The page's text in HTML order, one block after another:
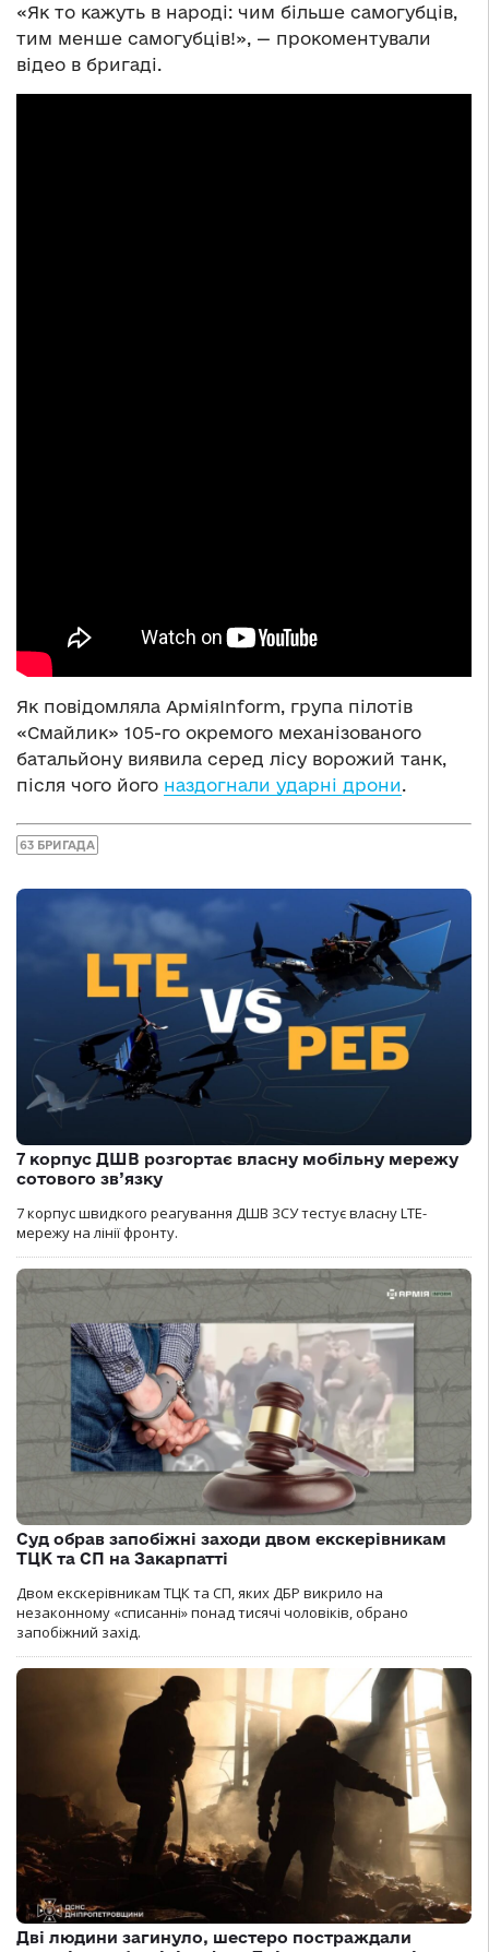
«Як то кажуть в народі: чим більше самогубців,
тим менше самогубців!», — прокоментували
відео в бригаді.
Як повідомляла АрміяInform, група пілотів
«Смайлик» 105-го окремого механізованого
батальйону виявила серед лісу ворожий танк,
після чого його наздогнали ударні дрони.
63 БРИГАДА
7 корпус ДШВ розгортає власну мобільну мережу
сотового зв’язку
7 корпус швидкого реагування ДШВ ЗСУ тестує власну LTE-
мережу на лінії фронту.
Суд обрав запобіжні заходи двом екскерівникам
ТЦК та СП на Закарпатті
Двом екскерівникам ТЦК та СП, яких ДБР викрило на
незаконному «списанні» понад тисячі чоловіків, обрано
запобіжний захід.
Дві людини загинуло, шестеро постраждали